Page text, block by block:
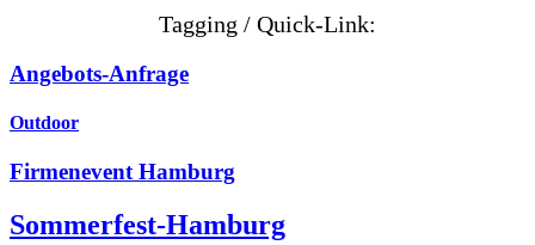
Tagging / Quick-Link:
Angebots-Anfrage
Outdoor
Firmenevent Hamburg
Sommerfest-Hamburg